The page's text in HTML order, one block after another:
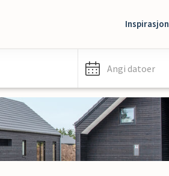
Inspirasjon
Angi datoer